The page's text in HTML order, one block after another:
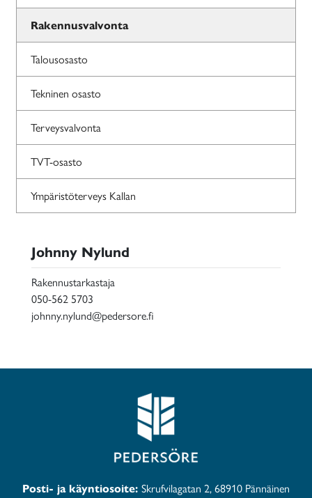
Johnny Nylund
Rakennustarkastaja
050-562 5703
johnny.nylund@pedersore.fi
Rakennusvalvonta
Talousosasto
Tekninen osasto
Terveysvalvonta
TVT-osasto
Ympäristöterveys Kallan
Posti- ja käyntiosoite: Skrufvilagatan 2, 68910 Pännäinen